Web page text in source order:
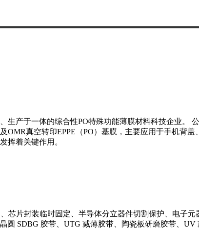
生产于一体的综合性PO特殊功能薄膜材料科技企业。
OMR真空转印EPPE（PO）基膜，主要应用于手机背
挥着关键作用。
芯片封装临时固定、半导体分立器件切割保护、电子
SDBG 胶带、UTG 减薄胶带、陶瓷板研磨胶带、UV